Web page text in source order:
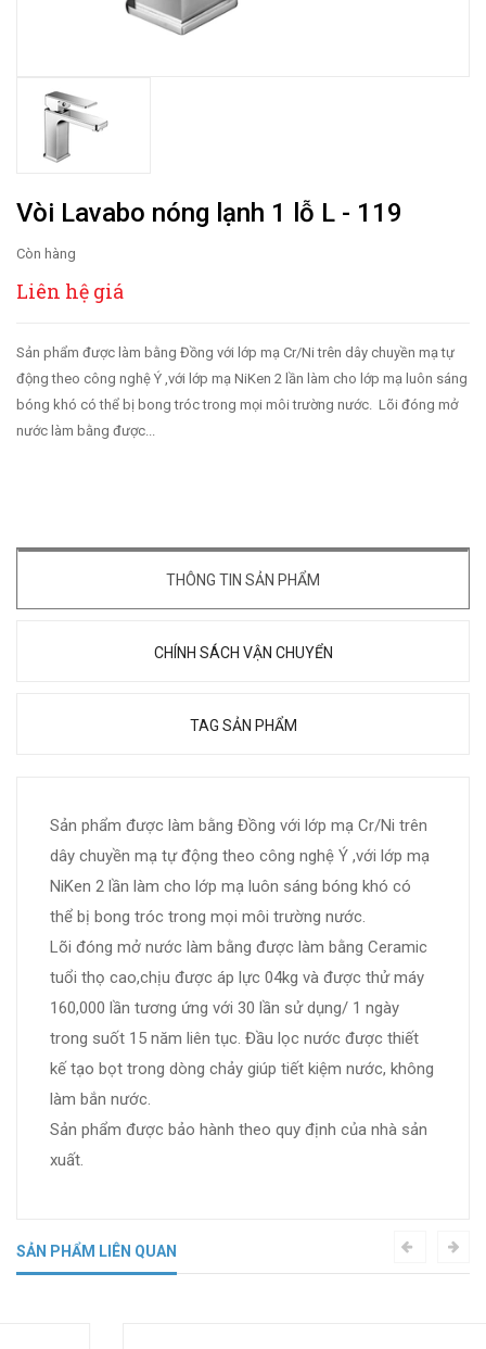
Vòi Lavabo nóng lạnh 1 lỗ L - 119
Còn hàng
Liên hệ giá
Sản phẩm được làm bằng Đồng với lớp mạ Cr/Ni trên dây chuyền mạ tự
động theo công nghệ Ý ,với lớp mạ NiKen 2 lần làm cho lớp mạ luôn sáng
bóng khó có thể bị bong tróc trong mọi môi trường nước. Lõi đóng mở
nước làm bằng được...
THÔNG TIN SẢN PHẨM
CHÍNH SÁCH VẬN CHUYỂN
TAG SẢN PHẨM
Sản phẩm được làm bằng Đồng với lớp mạ Cr/Ni trên
dây chuyền mạ tự động theo công nghệ Ý ,với lớp mạ
NiKen 2 lần làm cho lớp mạ luôn sáng bóng khó có
thể bị bong tróc trong mọi môi trường nước.
Lõi đóng mở nước làm bằng được làm bằng Ceramic
tuổi thọ cao,chịu được áp lực 04kg và được thử máy
160,000 lần tương ứng với 30 lần sử dụng/ 1 ngày
trong suốt 15 năm liên tục. Đầu lọc nước được thiết
kế tạo bọt trong dòng chảy giúp tiết kiệm nước, không
làm bắn nước.
Sản phẩm được bảo hành theo quy định của nhà sản
xuất.
SẢN PHẨM LIÊN QUAN